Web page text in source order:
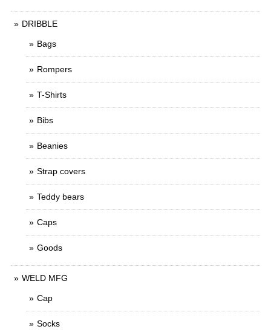
DRIBBLE
Bags
Rompers
T-Shirts
Bibs
Beanies
Strap covers
Teddy bears
Caps
Goods
WELD MFG
Cap
Socks